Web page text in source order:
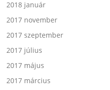
2018 január
2017 november
2017 szeptember
2017 július
2017 május
2017 március